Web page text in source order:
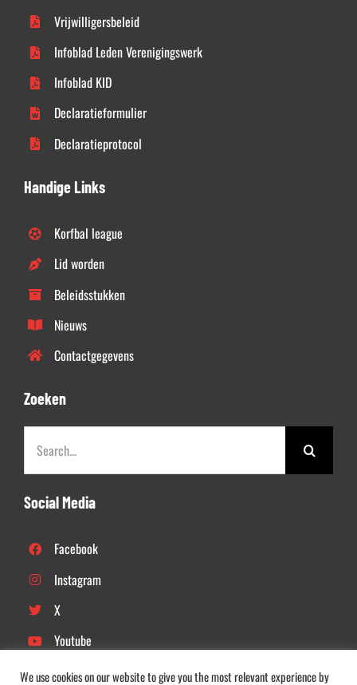
Vrijwilligersbeleid
Infoblad Leden Verenigingswerk
Infoblad KID
Declaratieformulier
Declaratieprotocol
Handige Links
Korfbal league
Lid worden
Beleidsstukken
Nieuws
Contactgegevens
Zoeken
naar:
Social Media
Facebook
Instagram
X
Youtube
Linkedin
We use cookies on our website to give you the most relevant experience by